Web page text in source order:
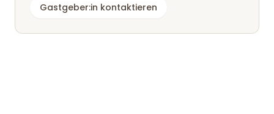
Gastgeber:in kontaktieren